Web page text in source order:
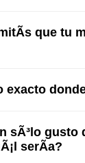
que tu
exacto
sÃ³lo gusto
serÃ­a?